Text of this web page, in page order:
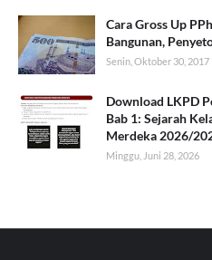
Cara Gross Up
Bangunan,
Senin, Oktober 30, 2017
Download LKPD
Bab 1: Sejarah
Merdeka 2026/
Minggu, Juni 28, 2026